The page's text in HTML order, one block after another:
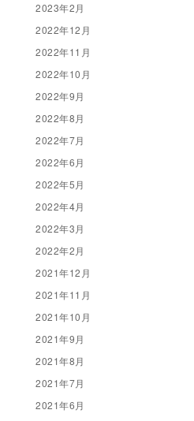
2023年2月
2022年12月
2022年11月
2022年10月
2022年9月
2022年8月
2022年7月
2022年6月
2022年5月
2022年4月
2022年3月
2022年2月
2021年12月
2021年11月
2021年10月
2021年9月
2021年8月
2021年7月
2021年6月